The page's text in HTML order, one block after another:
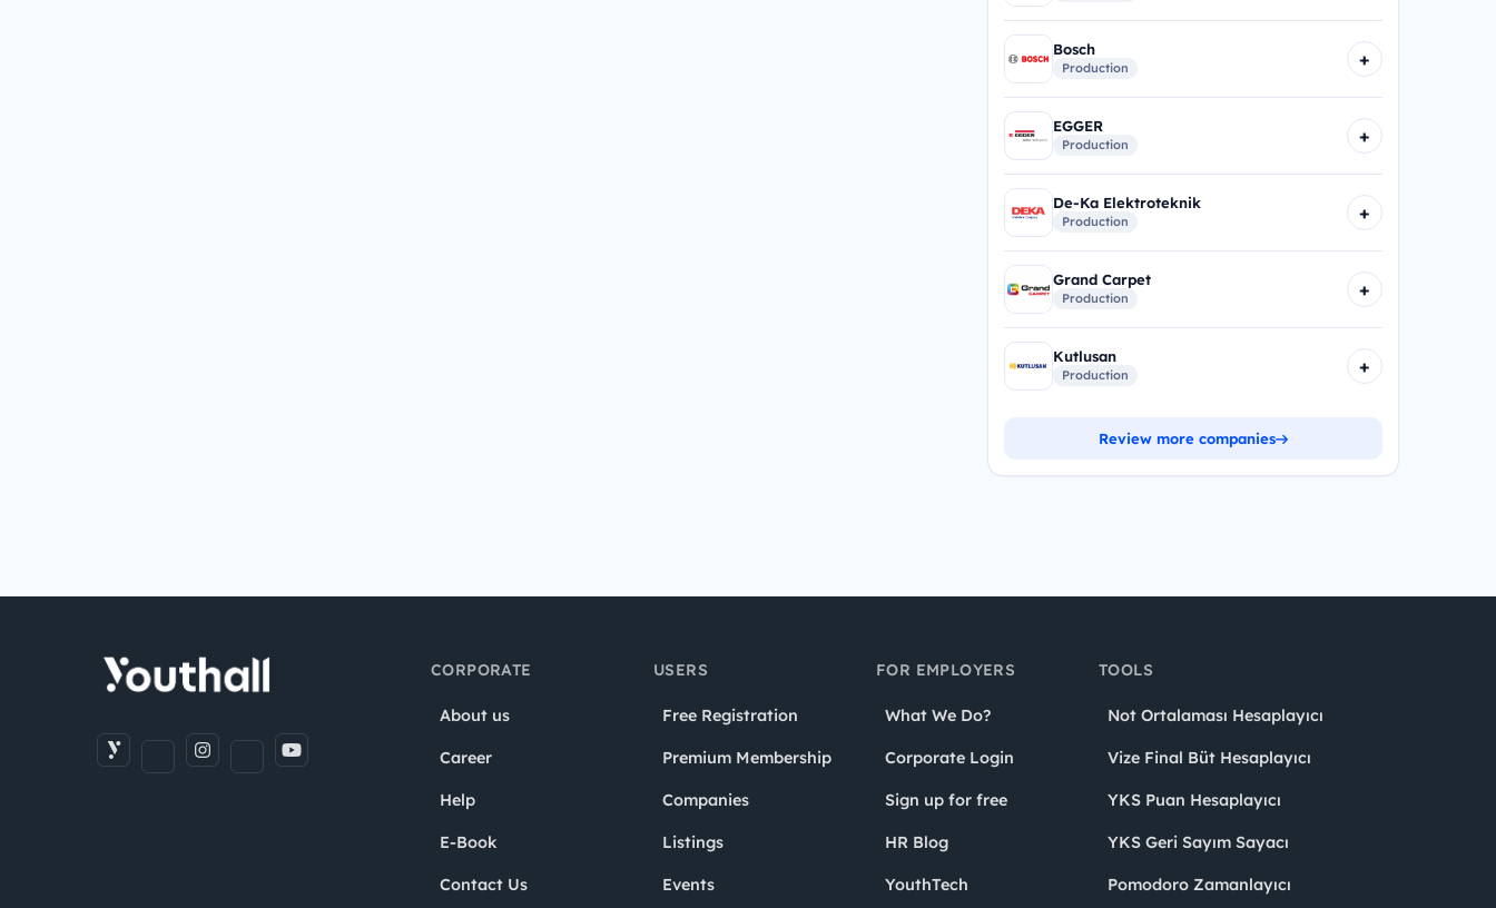
Bosch
Production +
EGGER
Production +
De-Ka Elektroteknik
Production +
Grand Carpet
Production +
Kutlusan
Production +
Review more companies
CORPORATE
About us
Career
Help
E-Book
Contact Us
USERS
Free Registration
Premium Membership
Companies
Listings
Events
FOR EMPLOYERS
What We Do?
Corporate Login
Sign up for free
HR Blog
YouthTech
TOOLS
Not Ortalaması Hesaplayıcı
Vize Final Büt Hesaplayıcı
YKS Puan Hesaplayıcı
YKS Geri Sayım Sayacı
Pomodoro Zamanlayıcı